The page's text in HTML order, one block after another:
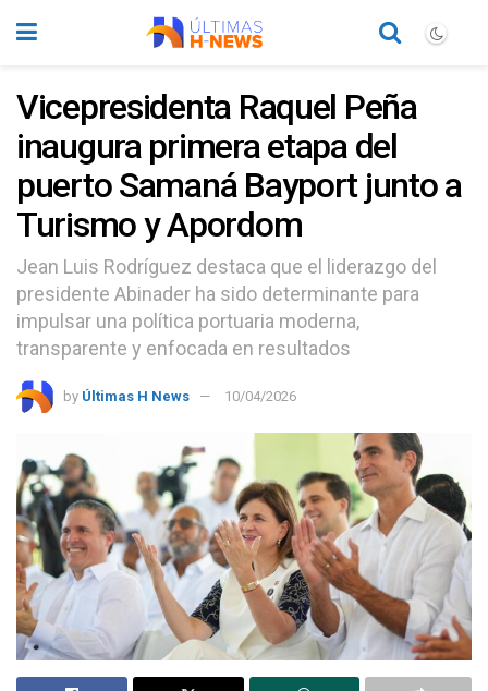
Vicepresidenta Raquel Peña
inaugura primera etapa del
puerto Samaná Bayport junto a
Turismo y Apordom
Jean Luis Rodríguez destaca que el liderazgo del
presidente Abinader ha sido determinante para
impulsar una política portuaria moderna,
transparente y enfocada en resultados
by Últimas H News 10/04/2026